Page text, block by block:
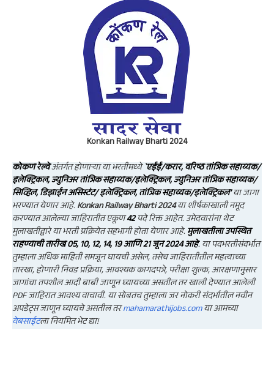
Konkan Railway Bharti 2024
कोकण रेल्वेअंतर्गत होणाऱ्या या भरतीमध्ये`एईई/करार, वरिष्ठ तांत्रिक सहाय्यक/
इलेक्ट्रिकल, ज्युनिअर तांत्रिक सहाय्यक/इलेक्ट्रिकल, ज्युनिअर तांत्रिक सहाय्यक/
सिव्हिल, डिझाईन असिस्टंट/ इलेक्ट्रिकल, तांत्रिक सहाय्यक/इलेक्ट्रिकल’या जागा
भरण्यात येणार आहे. Konkan Railway Bharti 2024या शीर्षकाखाली नमूद
करण्यात आलेल्या जाहिरातीत एकूण42पदे रिक्त आहेत.उमेदवारांना थेट
मुलाखतीद्वारेया भरती प्रक्रियेतसहभागी होता येणार आहे. मुलाखतीला उपस्थित
राहण्याची तारीख05, 10, 12, 14, 19 आणि 21 जून 2024आहे.या पदभरतीसंदर्भात
तुम्हाला अधिक माहिती समजून घायची असेल, तसेच जाहिरातीतील महत्वाच्या
तारखा, होणारी निवड प्रक्रिया, आवश्यक कागदपत्रे, परीक्षा शुल्क, आरक्षणानुसार
जागांचा तपशील आदी बाबी जाणून घ्यायच्या असतील तर खाली देण्यात आलेली
PDF जाहिरात आवश्य वाचावी. या सोबतच तुम्हाला जर नोकरी संदर्भातील नवीन
अपडेट्स जाणून घ्यायचे असतील तरmahamarathijobs.comया आमच्या
वेबसाईटला नियमित भेट द्या!